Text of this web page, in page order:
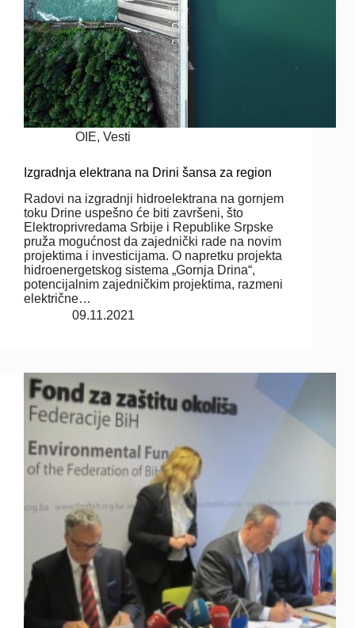
OIE,Vesti
Izgradnja elektrana na Drini šansa za region
Radovi na izgradnji hidroelektrana na gornjem
toku Drine uspešno će biti završeni, što
Elektroprivredama Srbije i Republike Srpske
pruža mogućnost da zajednički rade na novim
projektima i investicijama. O napretku projekta
hidroenergetskog sistema „Gornja Drina“,
potencijalnim zajedničkim projektima, razmeni
električne…
09.11.2021